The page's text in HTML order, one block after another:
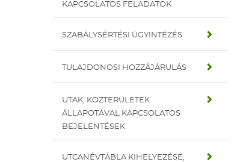
KAPCSOLATOS FELADATOK
SZABÁLYSÉRTÉSI ÜGYINTÉZÉS
TULAJDONOSI HOZZÁJÁRULÁS
UTAK, KÖZTERÜLETEK
ÁLLAPOTÁVAL KAPCSOLATOS
BEJELENTÉSEK
UTCANÉVTÁBLA KIHELYEZÉSE,